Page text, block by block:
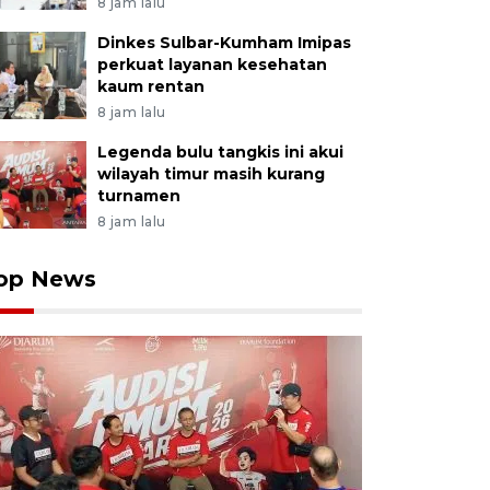
Dinkes Sulbar-Kumham Imipas
perkuat layanan kesehatan
kaum rentan
8 jam lalu
Legenda bulu tangkis ini akui
wilayah timur masih kurang
turnamen
8 jam lalu
News